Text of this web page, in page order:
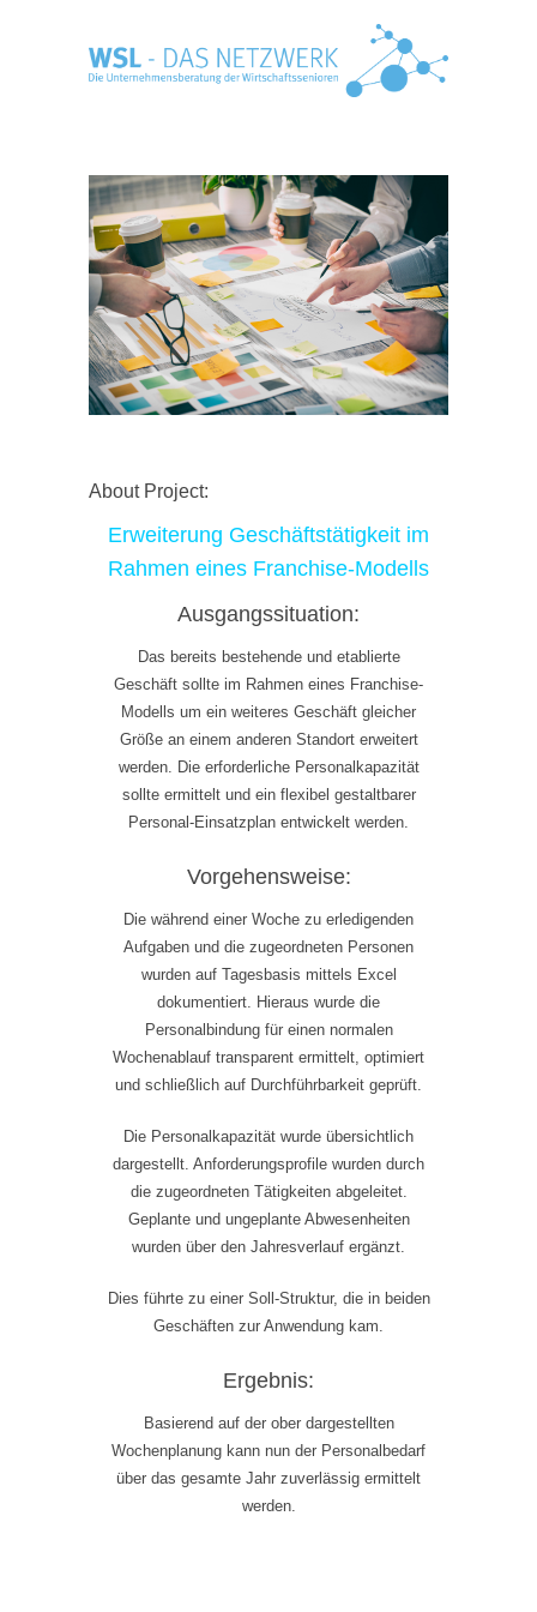
About Project:
Erweiterung Geschäftstätigkeit im
Rahmen eines Franchise-Modells
Ausgangssituation:
Das bereits bestehende und etablierte
Geschäft sollte im Rahmen eines Franchise-
Modells um ein weiteres Geschäft gleicher
Größe an einem anderen Standort erweitert
werden. Die erforderliche Personalkapazität
sollte ermittelt und ein flexibel gestaltbarer
Personal-Einsatzplan entwickelt werden.
Vorgehensweise:
Die während einer Woche zu erledigenden
Aufgaben und die zugeordneten Personen
wurden auf Tagesbasis mittels Excel
dokumentiert. Hieraus wurde die
Personalbindung für einen normalen
Wochenablauf transparent ermittelt, optimiert
und schließlich auf Durchführbarkeit geprüft.
Die Personalkapazität wurde übersichtlich
dargestellt. Anforderungsprofile wurden durch
die zugeordneten Tätigkeiten abgeleitet.
Geplante und ungeplante Abwesenheiten
wurden über den Jahresverlauf ergänzt.
Dies führte zu einer Soll-Struktur, die in beiden
Geschäften zur Anwendung kam.
Ergebnis:
Basierend auf der ober dargestellten
Wochenplanung kann nun der Personalbedarf
über das gesamte Jahr zuverlässig ermittelt
werden.